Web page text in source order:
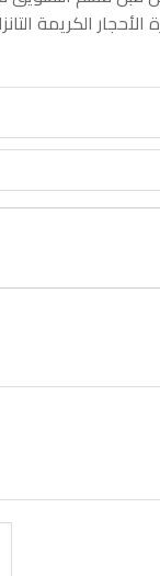
الأمريكية لتجارة الأحجار